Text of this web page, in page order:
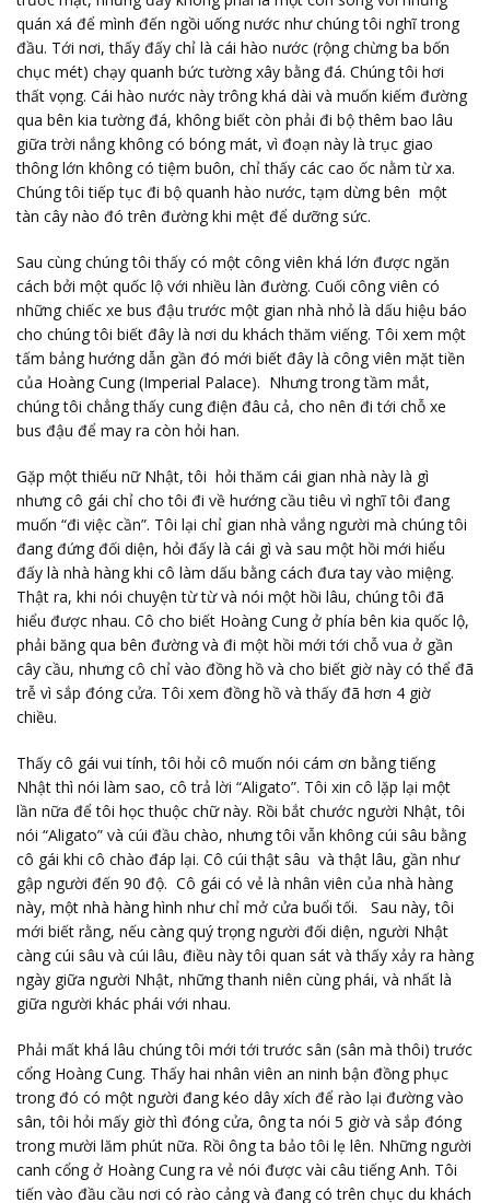
quán xá để mình đến ngồi uống nước như chúng tôi nghĩ trong
đầu. Tới nơi, thấy đấy chỉ là cái hào nước (rộng chừng ba bốn
chục mét) chạy quanh bức tường xây bằng đá. Chúng tôi hơi
thất vọng. Cái hào nước này trông khá dài và muốn kiếm đường
qua bên kia tường đá, không biết còn phải đi bộ thêm bao lâu
giữa trời nắng không có bóng mát, vì đoạn này là trục giao
thông lớn không có tiệm buôn, chỉ thấy các cao ốc nằm từ xa.
Chúng tôi tiếp tục đi bộ quanh hào nước, tạm dừng bên một
tàn cây nào đó trên đường khi mệt để dưỡng sức.
Sau cùng chúng tôi thấy có một công viên khá lớn được ngăn
cách bởi một quốc lộ với nhiều làn đường. Cuối công viên có
những chiếc xe bus đậu trước một gian nhà nhỏ là dấu hiệu báo
cho chúng tôi biết đây là nơi du khách thăm viếng. Tôi xem một
tấm bảng hướng dẫn gần đó mới biết đây là công viên mặt tiền
của Hoàng Cung (Imperial Palace). Nhưng trong tầm mắt,
chúng tôi chẳng thấy cung điện đâu cả, cho nên đi tới chỗ xe
bus đậu để may ra còn hỏi han.
Gặp một thiếu nữ Nhật, tôi hỏi thăm cái gian nhà này là gì
nhưng cô gái chỉ cho tôi đi về hướng cầu tiêu vì nghĩ tôi đang
muốn “đi việc cần”. Tôi lại chỉ gian nhà vắng người mà chúng tôi
đang đứng đối diện, hỏi đấy là cái gì và sau một hồi mới hiểu
đấy là nhà hàng khi cô làm dấu bằng cách đưa tay vào miệng.
Thật ra, khi nói chuyện từ từ và nói một hồi lâu, chúng tôi đã
hiểu được nhau. Cô cho biết Hoàng Cung ở phía bên kia quốc lộ,
phải băng qua bên đường và đi một hồi mới tới chỗ vua ở gần
cây cầu, nhưng cô chỉ vào đồng hồ và cho biết giờ này có thể đã
trễ vì sắp đóng cửa. Tôi xem đồng hồ và thấy đã hơn 4 giờ
chiều.
Thấy cô gái vui tính, tôi hỏi cô muốn nói cám ơn bằng tiếng
Nhật thì nói làm sao, cô trả lời “Aligato”. Tôi xin cô lặp lại một
lần nữa để tôi học thuộc chữ này. Rồi bắt chước người Nhật, tôi
nói “Aligato” và cúi đầu chào, nhưng tôi vẫn không cúi sâu bằng
cô gái khi cô chào đáp lại. Cô cúi thật sâu và thật lâu, gần như
gập người đến 90 độ. Cô gái có vẻ là nhân viên của nhà hàng
này, một nhà hàng hình như chỉ mở cửa buổi tối. Sau này, tôi
mới biết rằng, nếu càng quý trọng người đối diện, người Nhật
càng cúi sâu và cúi lâu, điều này tôi quan sát và thấy xảy ra hàng
ngày giữa người Nhật, những thanh niên cùng phái, và nhất là
giữa người khác phái với nhau.
Phải mất khá lâu chúng tôi mới tới trước sân (sân mà thôi) trước
cổng Hoàng Cung. Thấy hai nhân viên an ninh bận đồng phục
trong đó có một người đang kéo dây xích để rào lại đường vào
sân, tôi hỏi mấy giờ thì đóng cửa, ông ta nói 5 giờ và sắp đóng
trong mười lăm phút nữa. Rồi ông ta bảo tôi lẹ lên. Những người
canh cổng ở Hoàng Cung ra vẻ nói được vài câu tiếng Anh. Tôi
tiến vào đầu cầu nơi có rào cảng và đang có trên chục du khách